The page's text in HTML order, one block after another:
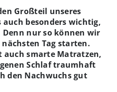
Großteil unseres
auch besonders wichtig,
nur so können wir
Tag starten.
auch smarte Matratzen,
Schlaf traumhaft
den Nachwuchs gut